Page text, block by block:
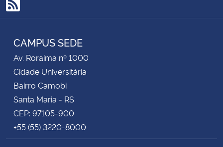
RSS
CAMPUS SEDE
Av. Roraima nº 1000
Cidade Universitária
Bairro Camobi
Santa Maria - RS
CEP: 97105-900
+55 (55) 3220-8000